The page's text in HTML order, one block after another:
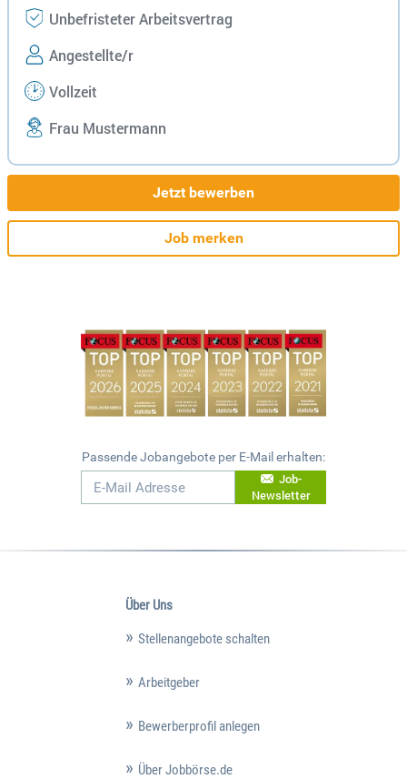
Unbefristeter Arbeitsvertrag
Angestellte/r
Vollzeit
Frau Mustermann
Jetzt bewerben
Job merken
Passende Jobangebote per E-Mail erhalten:
Job-
Newsletter
Über Uns
Stellenangebote schalten
Arbeitgeber
Bewerberprofil anlegen
Über Jobbörse.de